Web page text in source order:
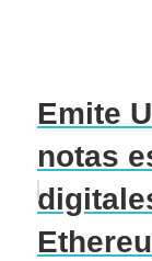
Emite
notas